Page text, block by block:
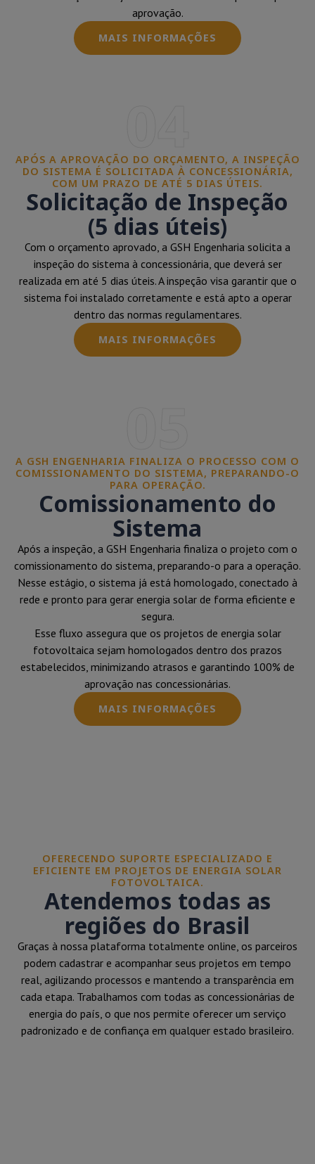
aprovação.
MAIS INFORMAÇÕES
APÓS A APROVAÇÃO DO ORÇAMENTO, A INSPEÇÃO
DO SISTEMA É SOLICITADA À CONCESSIONÁRIA,
COM UM PRAZO DE ATÉ 5 DIAS ÚTEIS.
Solicitação de Inspeção
(5 dias úteis)
Com o orçamento aprovado, a GSH Engenharia solicita a
inspeção do sistema à concessionária, que deverá ser
realizada em até 5 dias úteis. A inspeção visa garantir que o
sistema foi instalado corretamente e está apto a operar
dentro das normas regulamentares.
MAIS INFORMAÇÕES
A GSH ENGENHARIA FINALIZA O PROCESSO COM O
COMISSIONAMENTO DO SISTEMA, PREPARANDO-O
PARA OPERAÇÃO.
Comissionamento do
Sistema
Após a inspeção, a GSH Engenharia finaliza o projeto com o
comissionamento do sistema, preparando-o para a operação.
Nesse estágio, o sistema já está homologado, conectado à
rede e pronto para gerar energia solar de forma eficiente e
segura.
Esse fluxo assegura que os projetos de energia solar
fotovoltaica sejam homologados dentro dos prazos
estabelecidos, minimizando atrasos e garantindo 100% de
aprovação nas concessionárias.
MAIS INFORMAÇÕES
OFERECENDO SUPORTE ESPECIALIZADO E
EFICIENTE EM PROJETOS DE ENERGIA SOLAR
FOTOVOLTAICA.
Atendemos todas as
regiões do Brasil
Graças à nossa plataforma totalmente online, os parceiros
podem cadastrar e acompanhar seus projetos em tempo
real, agilizando processos e mantendo a transparência em
cada etapa. Trabalhamos com todas as concessionárias de
energia do país, o que nos permite oferecer um serviço
padronizado e de confiança em qualquer estado brasileiro.